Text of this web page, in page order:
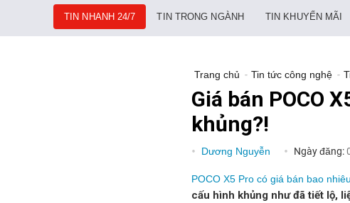
TIN NHANH 24/7 TIN TRONG NGÀNH TIN KHUYẾN MÃI
Trang chủ - Tin tức công nghệ -
Giá bán POCO
khủng?!
Dương Nguyễn Ngày đăng:
POCO X5 Pro có giá bán bao
cấu hình khủng như đã tiết lộ,